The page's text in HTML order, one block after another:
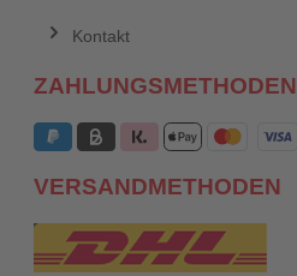
Kontakt
ZAHLUNGSMETHODEN
VERSANDMETHODEN